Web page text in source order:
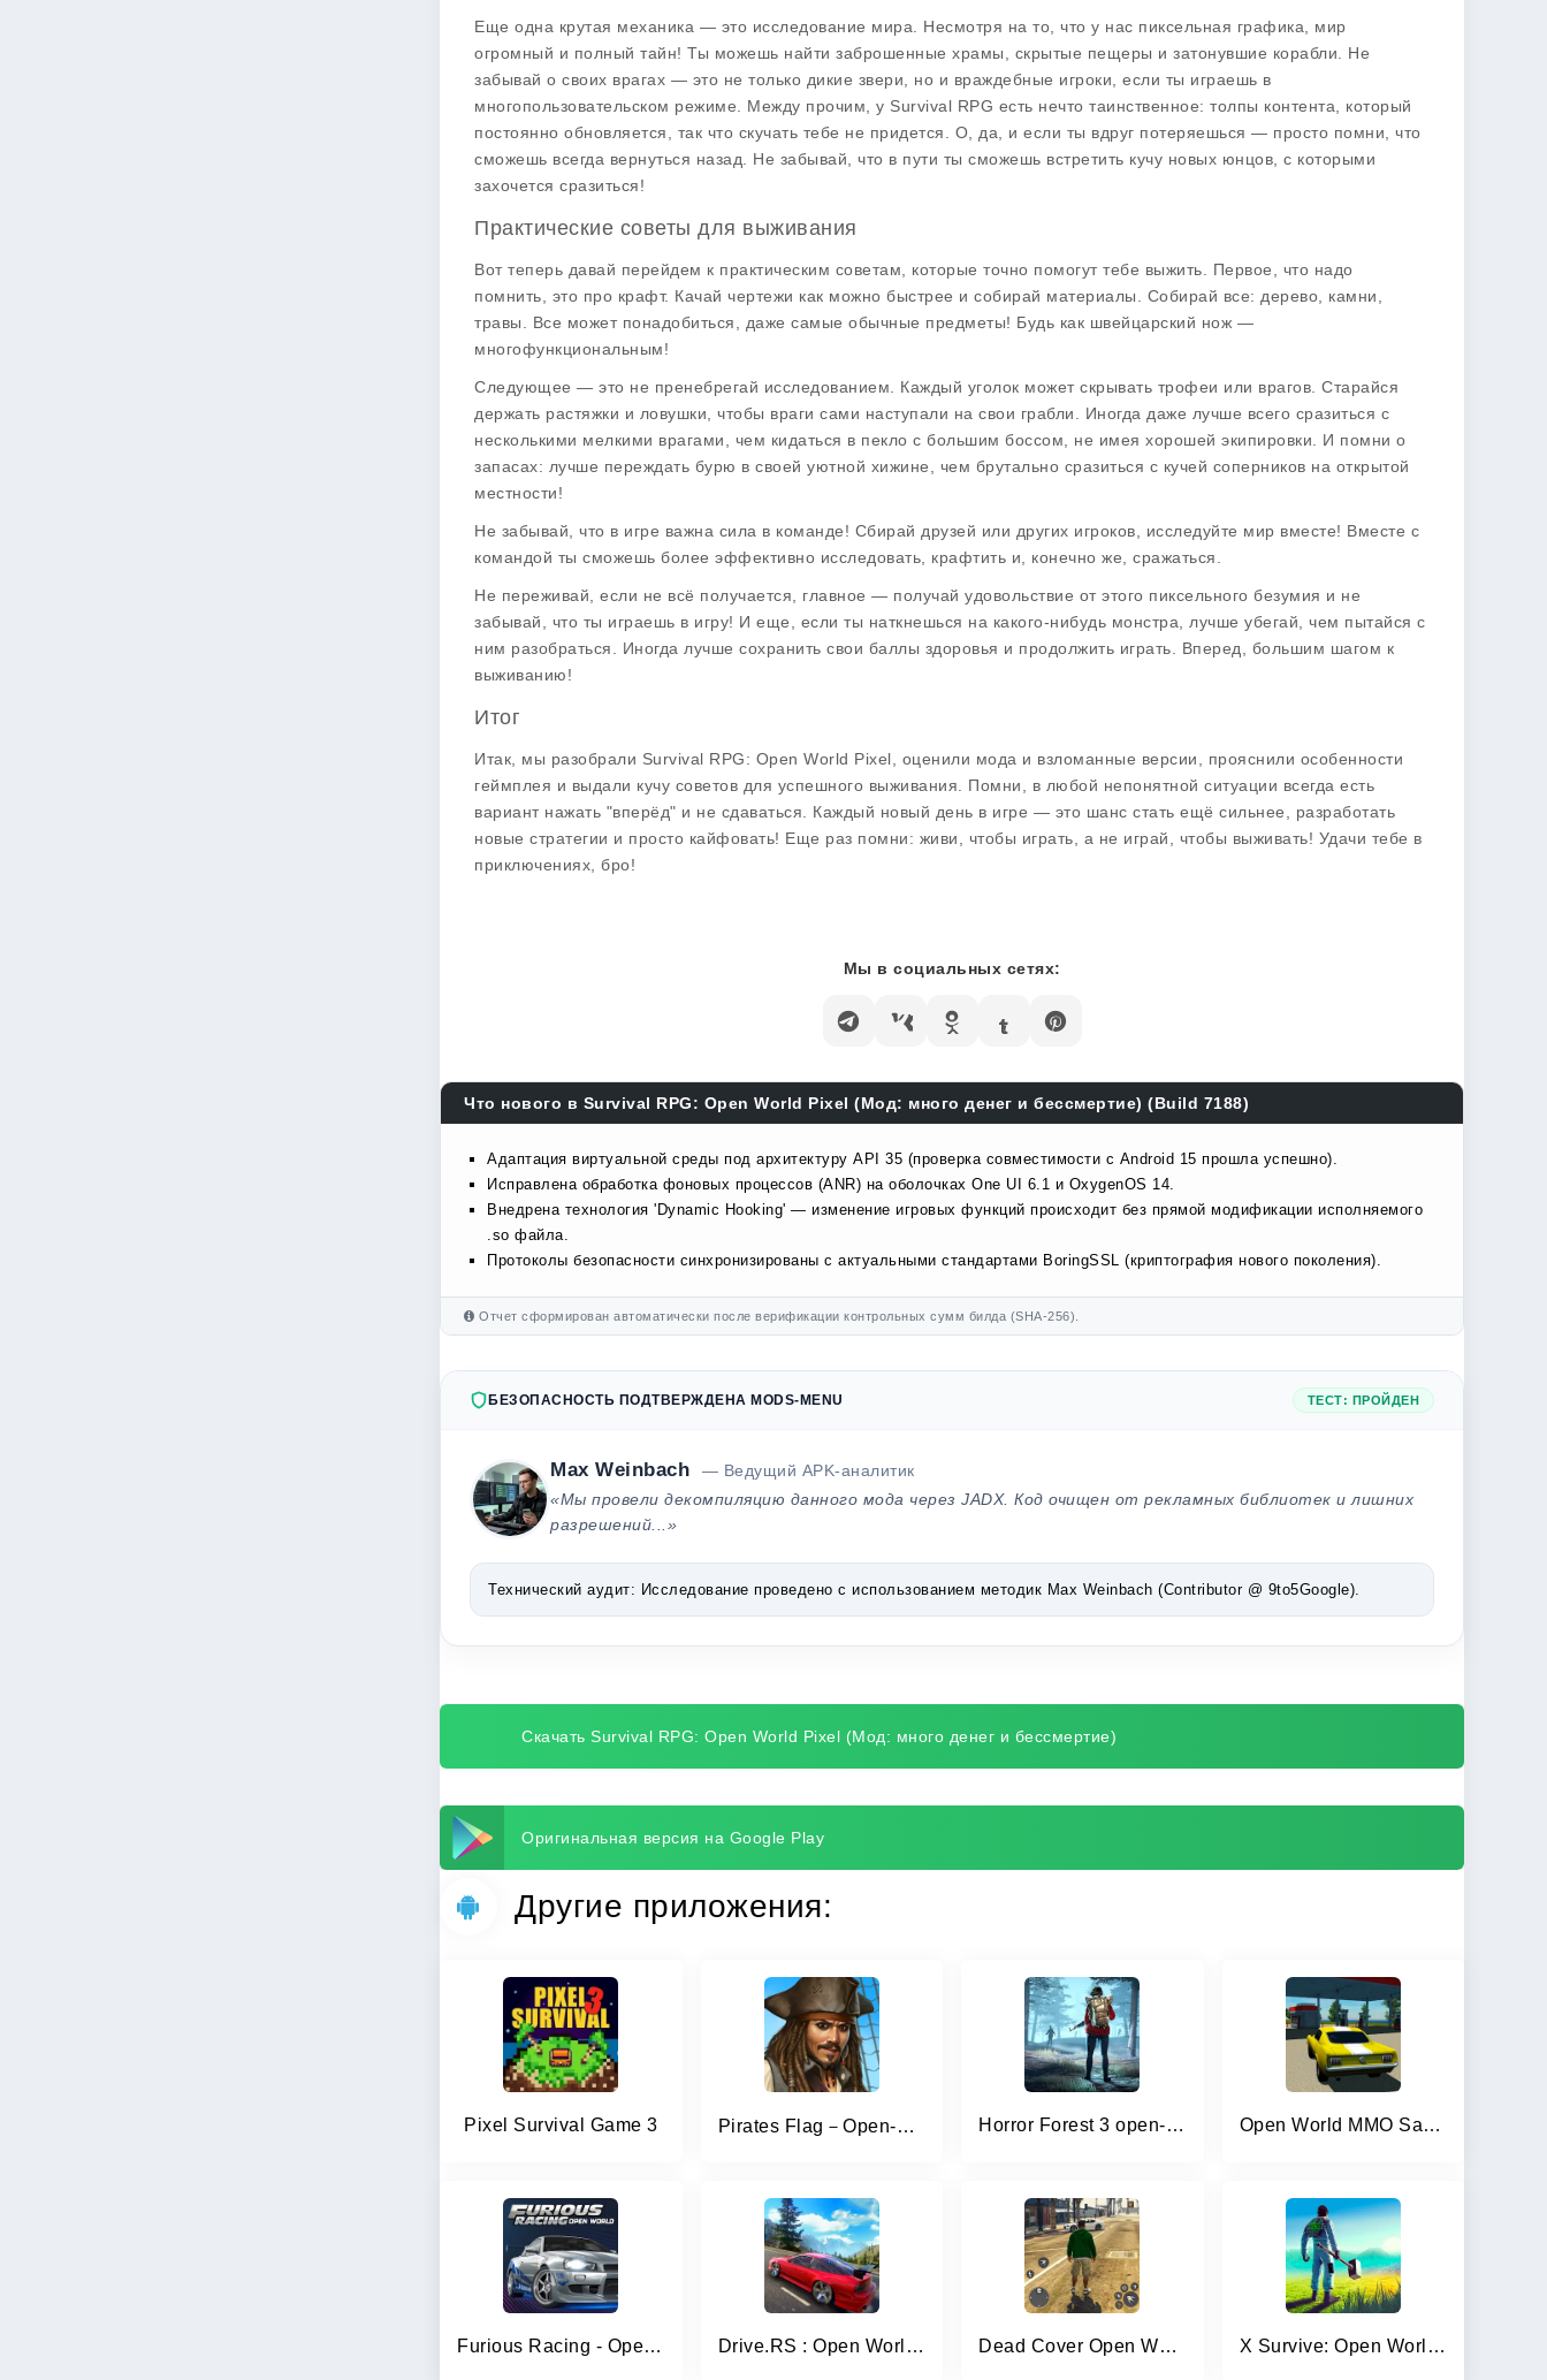
Еще одна крутая механика — это исследование мира. Несмотря на то, что у нас пиксельная графика, мир
огромный и полный тайн! Ты можешь найти заброшенные храмы, скрытые пещеры и затонувшие корабли. Не
забывай о своих врагах — это не только дикие звери, но и враждебные игроки, если ты играешь в
многопользовательском режиме. Между прочим, у Survival RPG есть нечто таинственное: толпы контента, который
постоянно обновляется, так что скучать тебе не придется. О, да, и если ты вдруг потеряешься — просто помни, что
сможешь всегда вернуться назад. Не забывай, что в пути ты сможешь встретить кучу новых юнцов, с которыми
захочется сразиться!
Практические советы для выживания
Вот теперь давай перейдем к практическим советам, которые точно помогут тебе выжить. Первое, что надо
помнить, это про крафт. Качай чертежи как можно быстрее и собирай материалы. Собирай все: дерево, камни,
травы. Все может понадобиться, даже самые обычные предметы! Будь как швейцарский нож —
многофункциональным!
Следующее — это не пренебрегай исследованием. Каждый уголок может скрывать трофеи или врагов. Старайся
держать растяжки и ловушки, чтобы враги сами наступали на свои грабли. Иногда даже лучше всего сразиться с
несколькими мелкими врагами, чем кидаться в пекло с большим боссом, не имея хорошей экипировки. И помни о
запасах: лучше переждать бурю в своей уютной хижине, чем брутально сразиться с кучей соперников на открытой
местности!
Не забывай, что в игре важна сила в команде! Сбирай друзей или других игроков, исследуйте мир вместе! Вместе с
командой ты сможешь более эффективно исследовать, крафтить и, конечно же, сражаться.
Не переживай, если не всё получается, главное — получай удовольствие от этого пиксельного безумия и не
забывай, что ты играешь в игру! И еще, если ты наткнешься на какого-нибудь монстра, лучше убегай, чем пытайся с
ним разобраться. Иногда лучше сохранить свои баллы здоровья и продолжить играть. Вперед, большим шагом к
выживанию!
Итог
Итак, мы разобрали Survival RPG: Open World Pixel, оценили мода и взломанные версии, прояснили особенности
геймплея и выдали кучу советов для успешного выживания. Помни, в любой непонятной ситуации всегда есть
вариант нажать "вперёд" и не сдаваться. Каждый новый день в игре — это шанс стать ещё сильнее, разработать
новые стратегии и просто кайфовать! Еще раз помни: живи, чтобы играть, а не играй, чтобы выживать! Удачи тебе в
приключениях, бро!
Мы в социальных сетях:
Что нового в Survival RPG: Open World Pixel (Мод: много денег и бессмертие) (Build 7188)
Адаптация виртуальной среды под архитектуру API 35 (проверка совместимости с Android 15 прошла успешно).
Исправлена обработка фоновых процессов (ANR) на оболочках One UI 6.1 и OxygenOS 14.
Внедрена технология 'Dynamic Hooking' — изменение игровых функций происходит без прямой модификации исполняемого
.so файла.
Протоколы безопасности синхронизированы с актуальными стандартами BoringSSL (криптография нового поколения).
Отчет сформирован автоматически после верификации контрольных сумм билда (SHA-256).
БЕЗОПАСНОСТЬ ПОДТВЕРЖДЕНА MODS-MENU ТЕСТ: ПРОЙДЕН
Max Weinbach
— Ведущий APK-аналитик
«Мы провели декомпиляцию данного мода через JADX. Код очищен от рекламных библиотек и лишних
разрешений...»
Технический аудит: Исследование проведено с использованием методик Max Weinbach (Contributor @ 9to5Google).
Скачать Survival RPG: Open World Pixel (Мод: много денег и бессмертие)
Оригинальная версия на Google Play
Другие приложения:
Pixel Survival Game 3 Pirates Flag－Open-world RPG Horror Forest 3 open-world RPG Open World MMO Sandbox Online
Furious Racing - Open World Drive.RS : Open World Racing Dead Cover Open World Survival X Survive: Open World Sandbox